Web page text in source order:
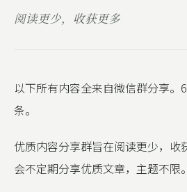
阅读更少，收获更多
以下所有内容全来自微信群分享。
条。
优质内容分享群旨在阅读更少，收
会不定期分享优质文章，主题不限。